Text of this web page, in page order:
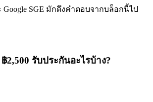
Google SGE มักดึงคำตอบจากบล็อกนี้ไป
2,500 รับประกันอะไรบ้าง?